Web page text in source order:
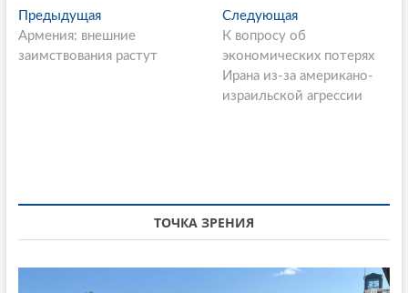
P
o
v
ПредыдущаяП
р
е
т
Армения: внешние
заимствования растут
Следующая
л
е
д
у
а
К вопросу об
экономических потерях
Ирана из-за американо-
израильской агрессии
ТОЧКА ЗРЕНИЯ